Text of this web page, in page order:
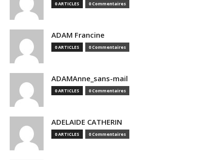
0 ARTICLES 0 Commentaires
ADAM Francine
0 ARTICLES 0 Commentaires
ADAMAnne_sans-mail
0 ARTICLES 0 Commentaires
ADELAIDE CATHERIN
0 ARTICLES 0 Commentaires